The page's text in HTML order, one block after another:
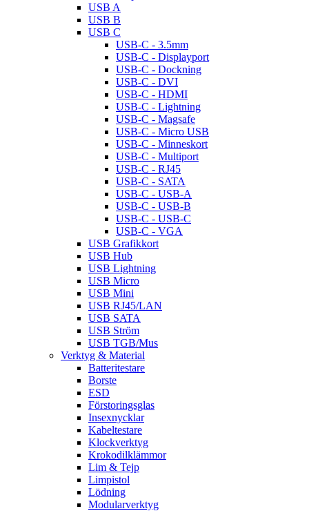
USB A
USB B
USB C
USB-C - 3.5mm
USB-C - Displayport
USB-C - Dockning
USB-C - DVI
USB-C - HDMI
USB-C - Lightning
USB-C - Magsafe
USB-C - Micro USB
USB-C - Minneskort
USB-C - Multiport
USB-C - RJ45
USB-C - SATA
USB-C - USB-A
USB-C - USB-B
USB-C - USB-C
USB-C - VGA
USB Grafikkort
USB Hub
USB Lightning
USB Micro
USB Mini
USB RJ45/LAN
USB SATA
USB Ström
USB TGB/Mus
Verktyg & Material
Batteritestare
Borste
ESD
Förstoringsglas
Insexnycklar
Kabeltestare
Klockverktyg
Krokodilklämmor
Lim & Tejp
Limpistol
Lödning
Modularverktyg